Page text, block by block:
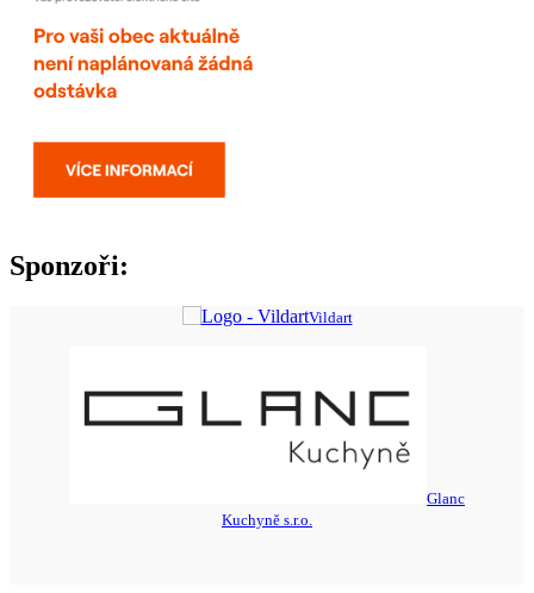
Sponzoři:
Vildart
Glanc
Kuchyně s.r.o.